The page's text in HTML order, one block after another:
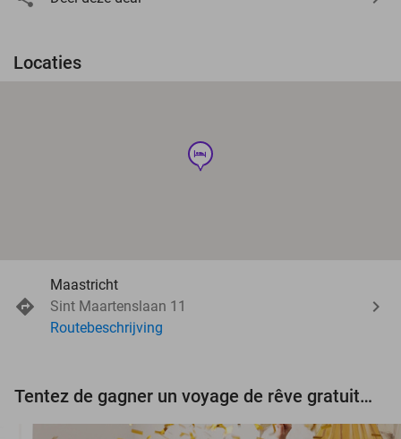
Locaties
hotel
Maastricht
Sint Maartenslaan 11
Routebeschrijving
Tentez de gagner un voyage de rêve gratuit d'une valeur de 3.000 € !